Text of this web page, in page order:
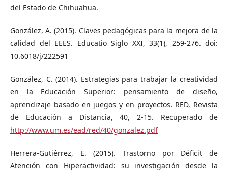
del Estado de Chihuahua.
González, A. (2015). Claves pedagógicas para la mejora de la
calidad del EEES. Educatio Siglo XXI, 33(1), 259-276. doi:
10.6018/j/222591
González, C. (2014). Estrategias para trabajar la creatividad
en la Educación Superior: pensamiento de diseño,
aprendizaje basado en juegos y en proyectos. RED, Revista
de Educación a Distancia, 40, 2-15. Recuperado de
http://www.um.es/ead/red/40/gonzalez.pdf
Herrera-Gutiérrez, E. (2015). Trastorno por Déficit de
Atención con Hiperactividad: su investigación desde la